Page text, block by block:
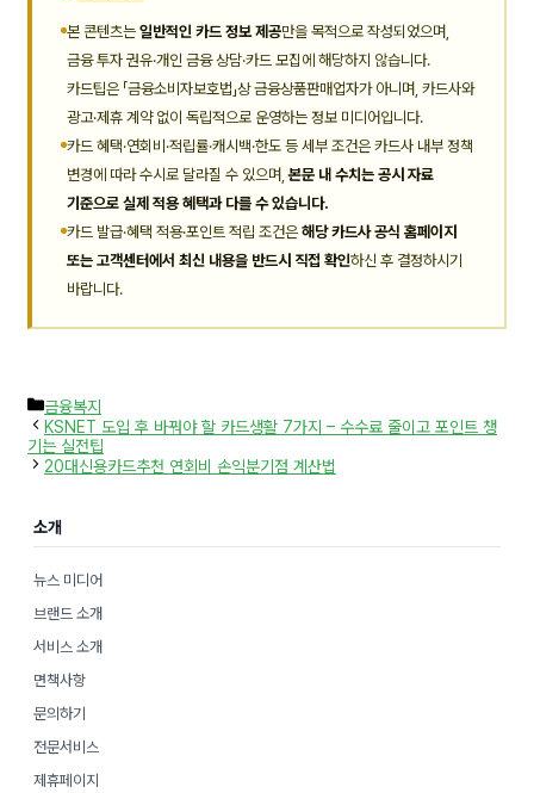
본 콘텐츠는 일반적인 카드 정보 제공만을 목적으로 작성되었으며,
금융 투자 권유·개인 금융 상담·카드 모집에 해당하지 않습니다.
카드팁은 「금융소비자보호법」상 금융상품판매업자가 아니며, 카드사와
광고·제휴 계약 없이 독립적으로 운영하는 정보 미디어입니다.
카드 혜택·연회비·적립률·캐시백·한도 등 세부 조건은 카드사 내부 정책
변경에 따라 수시로 달라질 수 있으며,본문 내 수치는 공시 자료
기준으로 실제 적용 혜택과 다를 수 있습니다.
카드 발급·혜택 적용·포인트 적립 조건은 해당 카드사 공식 홈페이지
또는 고객센터에서 최신 내용을 반드시 직접 확인하신 후 결정하시기
바랍니다.
카
테
고
리
금융복지
KSNET 도입 후 바꿔야 할 카드생활 7가지 – 수수료 줄이고 포인트 챙
기는 실전팁
20대신용카드추천 연회비 손익분기점 계산법
소개
뉴스 미디어
브랜드 소개
서비스 소개
면책사항
문의하기
전문서비스
제휴페이지